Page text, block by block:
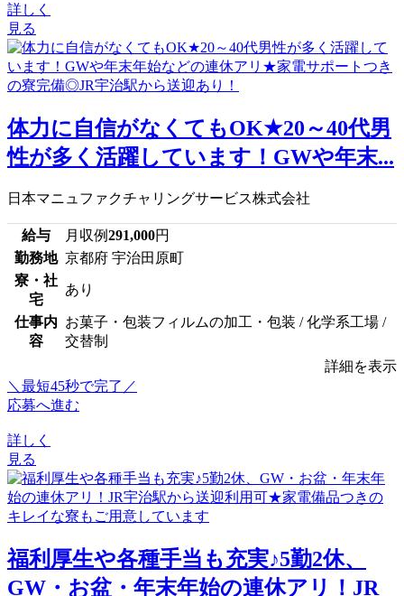
詳しく
見る
体力に自信がなくてもOK★20～40代男
性が多く活躍しています！GWや年末...
日本マニュファクチャリングサービス株式会社
給与 月収例291,000円
勤務地 京都府 宇治田原町
寮・社
宅
あり
仕事内
容
お菓子・包装フィルムの加工・包装 / 化学系工場 /
交替制
詳細を表示
＼最短45秒で完了／
応募へ進む
詳しく
見る
福利厚生や各種手当も充実♪5勤2休、
GW・お盆・年末年始の連休アリ！JR